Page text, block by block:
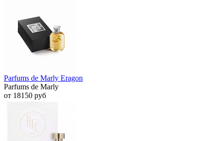
Parfums de Marly Eragon
Parfums de Marly
от 18150 руб